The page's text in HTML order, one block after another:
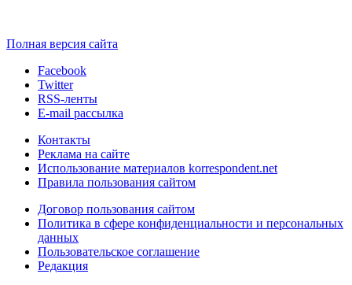
Полная версия сайта
Facebook
Twitter
RSS-ленты
E-mail рассылка
Контакты
Реклама на сайте
Использование материалов korrespondent.net
Правила пользования сайтом
Договор пользования сайтом
Политика в сфере конфиденциальности и персональных
данных
Пользовательское соглашение
Редакция